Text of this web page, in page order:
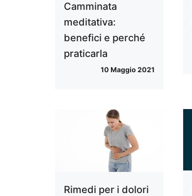
Camminata
meditativa:
benefici e perché
praticarla
10 Maggio 2021
Rimedi per i dolori